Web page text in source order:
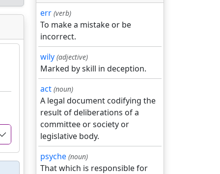
err (verb)
To make a mistake or be
incorrect.
wily (adjective)
Marked by skill in deception.
act (noun)
A legal document codifying the
result of deliberations of a
committee or society or
legislative body.
psyche (noun)
That which is responsible for